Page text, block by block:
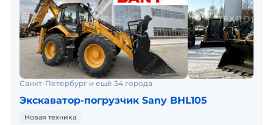
Санкт-Петербург и ещё 34 города
Экскаватор-погрузчик Sany BHL105
Новая техника